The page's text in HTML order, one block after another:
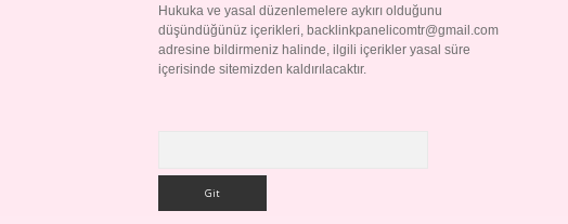
Hukuka ve yasal düzenlemelere aykırı olduğunu
düşündüğünüz içerikleri, backlinkpanelicomtr@gmail.com
adresine bildirmeniz halinde, ilgili içerikler yasal süre
içerisinde sitemizden kaldırılacaktır.